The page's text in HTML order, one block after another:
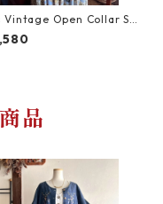
Vintage Open Collar Sh
イヤルブルーのヴィンテ
開襟シャツ
品